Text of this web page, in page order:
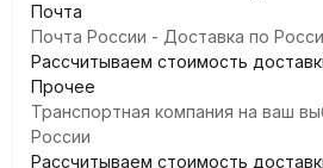
Почта
Почта России - Доставка по
Рассчитываем стоимость
Прочее
Транспортная компания на ваш
России
Рассчитываем стоимость